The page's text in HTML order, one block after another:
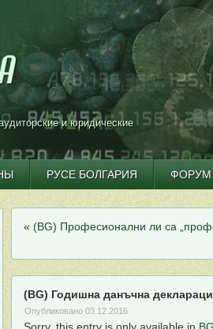
и юридические
РУСЕ БОЛГАРИЯ ФОРУМ
« (BG) Професионални ли са
(BG) Годишна данъчна
Опубликовано 03.12.2016